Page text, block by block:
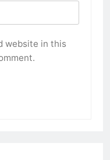
website in this